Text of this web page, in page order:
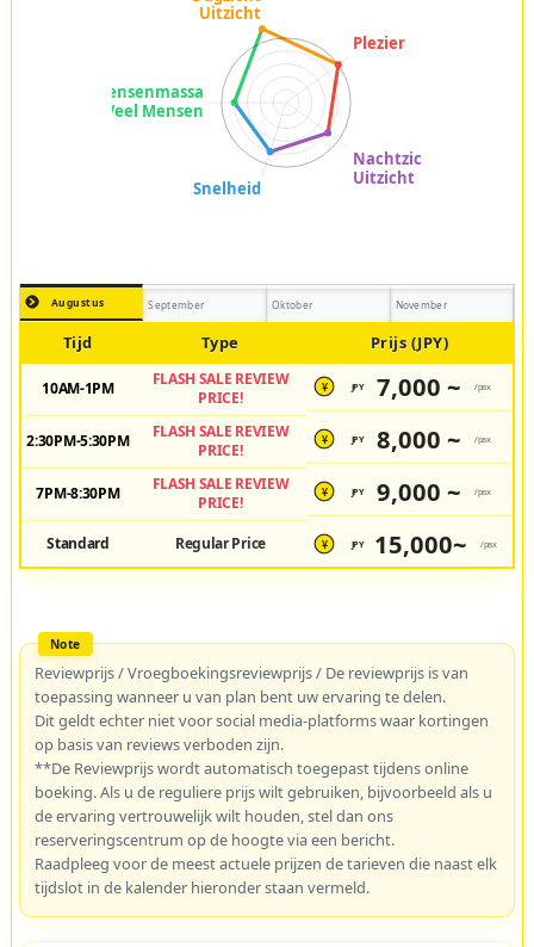
Augustus September Oktober November
Tijd Type Prijs (JPY)
10AM-1PM
FLASH SALE REVIEW
PRICE!
¥ JPY 7,000 ~ /pax
2:30PM-5:30PM
FLASH SALE REVIEW
PRICE!
¥ JPY 8,000 ~ /pax
7PM-8:30PM
FLASH SALE REVIEW
PRICE!
¥ JPY 9,000 ~ /pax
Standard Regular Price ¥ JPY 15,000~ /pax
Reviewprijs / Vroegboekingsreviewprijs / De reviewprijs is van
toepassing wanneer u van plan bent uw ervaring te delen.
Dit geldt echter niet voor social media-platforms waar kortingen
op basis van reviews verboden zijn.
**De Reviewprijs wordt automatisch toegepast tijdens online
boeking. Als u de reguliere prijs wilt gebruiken, bijvoorbeeld als u
de ervaring vertrouwelijk wilt houden, stel dan ons
reserveringscentrum op de hoogte via een bericht.
Raadpleeg voor de meest actuele prijzen de tarieven die naast elk
tijdslot in de kalender hieronder staan vermeld.